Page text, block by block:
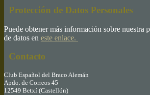
Protección de Datos Personales
Puede obtener más información sobre nuestra
de datos en este enlace.
Contacto
Club Español del Braco Alemán
Apdo. de Correos 45
12549 Betxí (Castellón)